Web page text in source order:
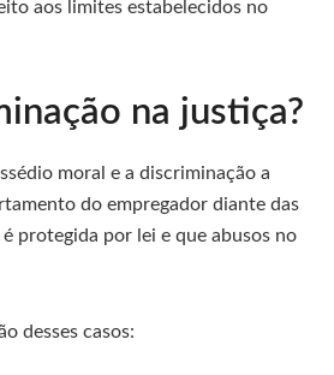
aos limites estabelecidos no
na justiça?
moral e a discriminação a
do empregador diante das
protegida por lei e que abusos no
desses casos: